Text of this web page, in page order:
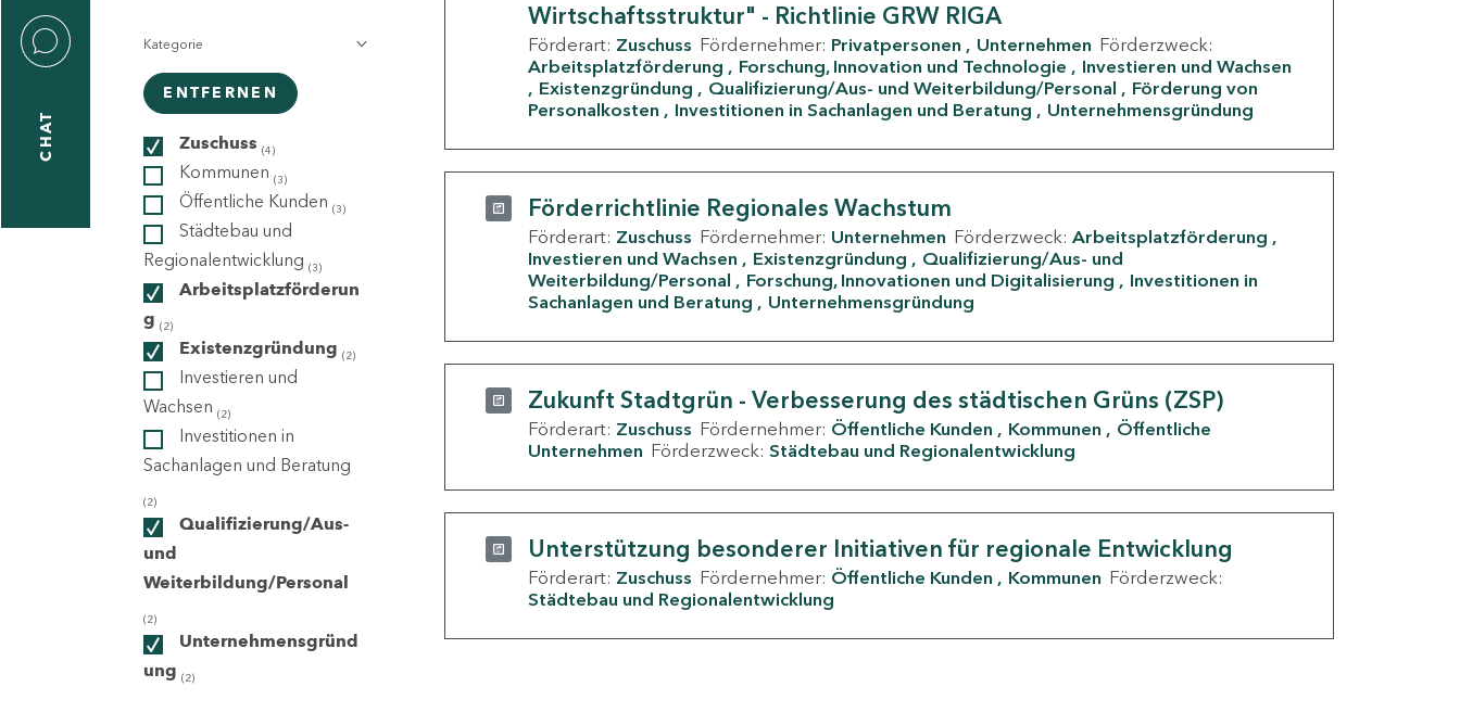
CHAT
Kategorie
ENTFERNEN
Zuschuss (4)
Kommunen (3)
Öffentliche Kunden (3)
Städtebau und
Regionalentwicklung (3)
Arbeitsplatzförderun
g (2)
Existenzgründung (2)
Investieren und
Wachsen (2)
Investitionen in
Sachanlagen und Beratung
(2)
Qualifizierung/Aus-
und
Weiterbildung/Personal
(2)
Unternehmensgründ
ung (2)
Wirtschaftsstruktur" - Richtlinie GRW RIGA
Förderart: Zuschuss Fördernehmer: Privatpersonen Unternehmen Förderzweck:
Arbeitsplatzförderung
Forschung, Innovation und Technologie
Investieren und Wachsen
Existenzgründung
Qualifizierung/Aus- und Weiterbildung/Personal
Förderung von
Personalkosten
Investitionen in Sachanlagen und Beratung Unternehmensgründung
Förderrichtlinie Regionales Wachstum
Förderart: Zuschuss Fördernehmer: Unternehmen Förderzweck: Arbeitsplatzförderung
Investieren und Wachsen
Existenzgründung
Qualifizierung/Aus- und
Weiterbildung/Personal
Forschung, Innovationen und Digitalisierung
Investitionen in
Sachanlagen und Beratung
Unternehmensgründung
Zukunft Stadtgrün - Verbesserung des städtischen Grüns (ZSP)
Förderart: Zuschuss Fördernehmer: Öffentliche Kunden Kommunen
Öffentliche
Unternehmen Förderzweck: Städtebau und Regionalentwicklung
Unterstützung besonderer Initiativen für regionale Entwicklung
Förderart: Zuschuss Fördernehmer: Öffentliche Kunden Kommunen Förderzweck:
Städtebau und Regionalentwicklung